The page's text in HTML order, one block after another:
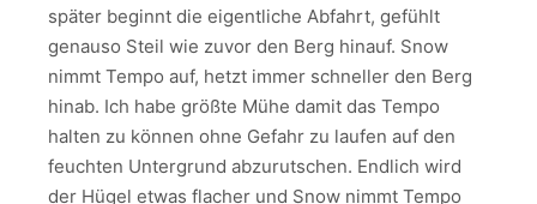
später beginnt die eigentliche Abfahrt, gefühlt
genauso Steil wie zuvor den Berg hinauf. Snow
nimmt Tempo auf, hetzt immer schneller den Berg
hinab. Ich habe größte Mühe damit das Tempo
halten zu können ohne Gefahr zu laufen auf den
feuchten Untergrund abzurutschen. Endlich wird
der Hügel etwas flacher und Snow nimmt Tempo